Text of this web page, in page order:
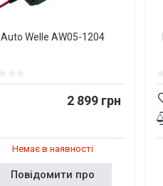
Auto Welle AW05-1204
2 899 грн
Немає в наявності
Повідомити про